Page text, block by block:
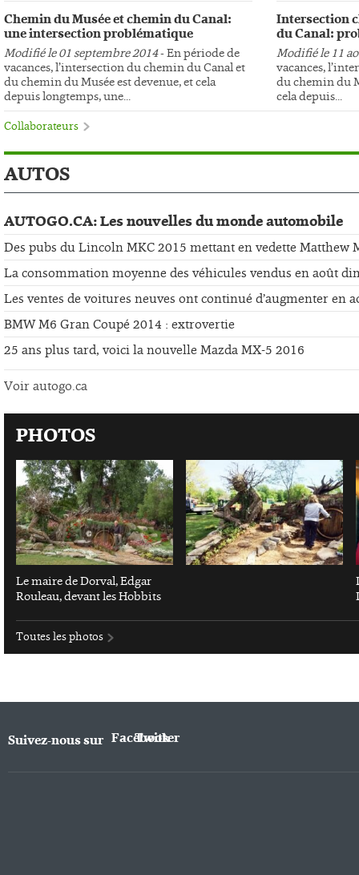
Chemin du Musée et chemin du Canal:
une intersection problématique
Modifié le 01 septembre 2014- En période de
vacances, l’intersection du chemin du Canal et
du chemin du Musée est devenue, et cela
depuis longtemps, une...
Intersection
du Canal:
Modifié le 11
vacances,
du chemin du
cela depuis...
Collaborateurs
AUTOS
AUTOGO.CA: Les nouvelles du monde automobile
Des pubs du Lincoln MKC 2015 mettant en vedette Matthew
La consommation moyenne des véhicules vendus en août
Les ventes de voitures neuves ont continué d’augmenter en
BMW M6 Gran Coupé 2014 : extrovertie
25 ans plus tard, voici la nouvelle Mazda MX-5 2016
Voir autogo.ca
PHOTOS
Le maire de Dorval, Edgar
Rouleau, devant les Hobbits
Toutes les photos
Suivez-nous sur Facebook
Twitter